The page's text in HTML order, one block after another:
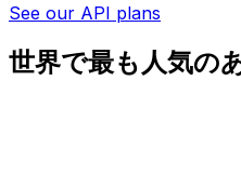
See our API plans
世界で最も人気の